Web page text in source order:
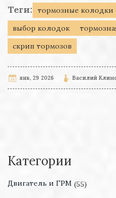
Теги: тормозные колодки
выбор колодок
скрип тормозов
янв, 29 2026 Василий
Категории
Двигатель и ГРМ (55)